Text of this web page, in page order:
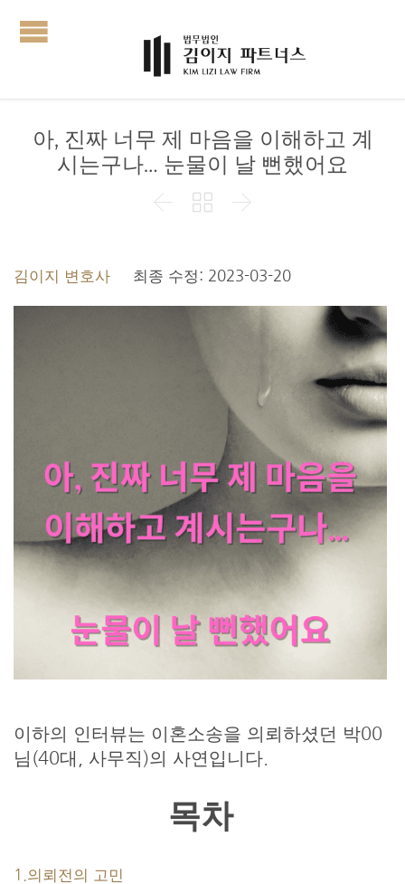
아, 진짜 너무 제 마음을 이해하고 계
시는구나… 눈물이 날 뻔했어요
  
김이지 변호사 최종 수정: 2023-03-20
이하의 인터뷰는 이혼소송을 의뢰하셨던 박00
님(40대, 사무직)의 사연입니다.
목차
1.의뢰전의 고민